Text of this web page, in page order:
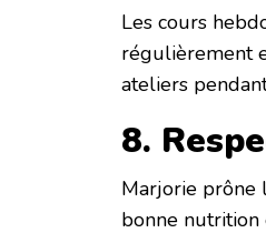
Les cours
régulièrement
ateliers
8.
Marjorie prône
bonne nutrition